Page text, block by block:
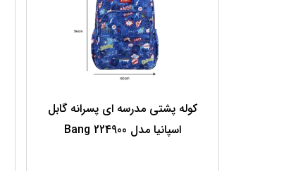
کوله پشتی مدرسه ای پسرانه گابل
اسپانیا مدل 224900 Bang